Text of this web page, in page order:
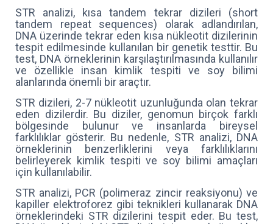
STR analizi, kısa tandem tekrar dizileri (short
tandem repeat sequences) olarak adlandırılan,
DNA üzerinde tekrar eden kısa nükleotit dizilerinin
tespit edilmesinde kullanılan bir genetik testtir. Bu
test, DNA örneklerinin karşılaştırılmasında kullanılır
ve özellikle insan kimlik tespiti ve soy bilimi
alanlarında önemli bir araçtır.
STR dizileri, 2-7 nükleotit uzunluğunda olan tekrar
eden dizilerdir. Bu diziler, genomun birçok farklı
bölgesinde bulunur ve insanlarda bireysel
farklılıklar gösterir. Bu nedenle, STR analizi, DNA
örneklerinin benzerliklerini veya farklılıklarını
belirleyerek kimlik tespiti ve soy bilimi amaçları
için kullanılabilir.
STR analizi, PCR (polimeraz zincir reaksiyonu) ve
kapiller elektroforez gibi teknikleri kullanarak DNA
örneklerindeki STR dizilerini tespit eder. Bu test,